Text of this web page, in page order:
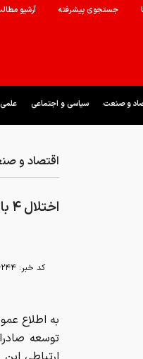
جستجوی پیشرفته آرشیو
و صنعت سیاسی و اجتماعی
اقتصاد و
اختلال ۴ بانک برای کنترل بازار ارز و طلا؟ / توضیح بانک مرکزی
کد خبر:
به اطلاع
توسعه